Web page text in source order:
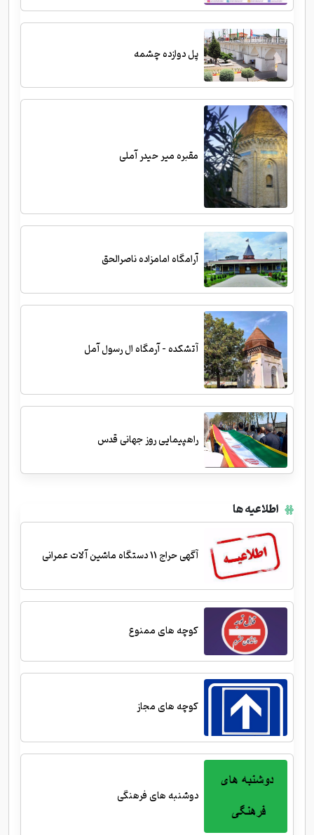
پل دوازده چشمه
مقبره میر حیدر آملی
آرامگاه امامزاده ناصرالحق
آتشکده - آرمگاه ال رسول آمل
راهپیمایی روز جهانی قدس
اطلاعیه ها
آگهی حراج 11 دستگاه ماشین آلات عمرانی
کوچه های ممنوع
کوچه های مجاز
دوشنبه های فرهنگی